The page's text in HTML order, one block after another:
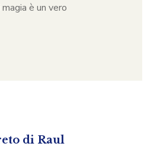
è un vero
di Raul